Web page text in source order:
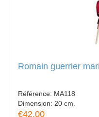
Romain guerrier
Référence: MA118
Dimension: 20 cm.
€42.00